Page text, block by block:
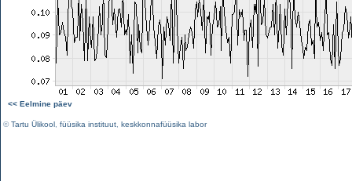
<< Eelmine päev
©Tartu Ülikool füüsika instituut keskkonnafüüsika labor